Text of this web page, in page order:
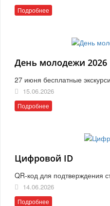
Подробнее
День молодежи 2026
27 июня бесплатные
15.06.2026
Подробнее
Цифровой ID
QR-код для подтверждения
14.06.2026
Подробнее